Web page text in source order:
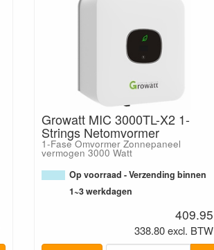
Growatt MIC 3000TL-X2 1-
Strings Netomvormer
1-Fase Omvormer Zonnepaneel
vermogen 3000 Watt
Op voorraad - Verzending binnen
1~3 werkdagen
409.95
338.80 excl. BTW